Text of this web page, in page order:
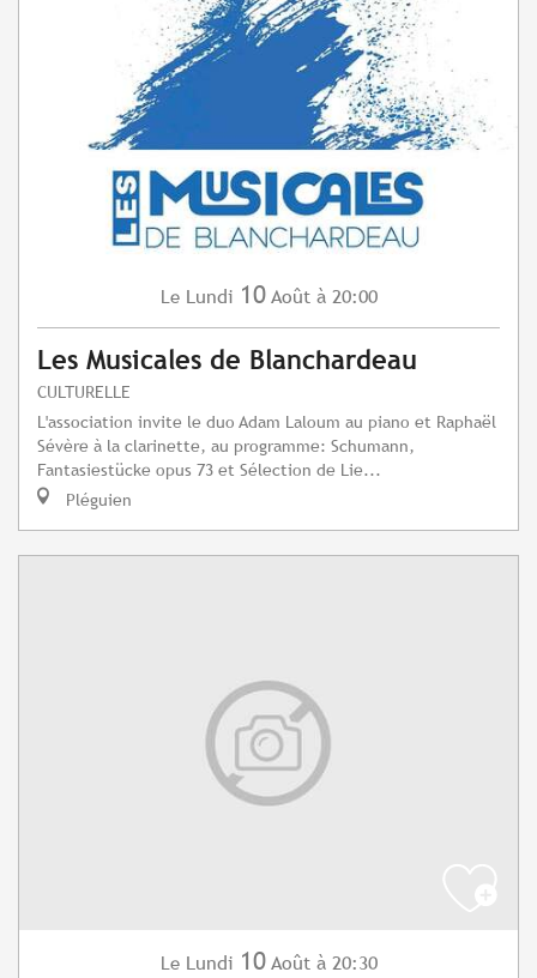
Le Lundi 10 Août à 20:00
Les Musicales de Blanchardeau
CULTURELLE
L'association invite le duo Adam Laloum au piano et Raphaël
Sévère à la clarinette, au programme: Schumann,
Fantasiestücke opus 73 et Sélection de Lie...
Pléguien
Le Lundi 10 Août à 20:30